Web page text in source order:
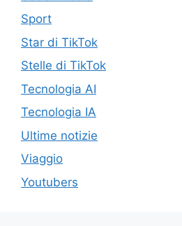
Sport
Star di TikTok
Stelle di TikTok
Tecnologia AI
Tecnologia IA
Ultime notizie
Viaggio
Youtubers